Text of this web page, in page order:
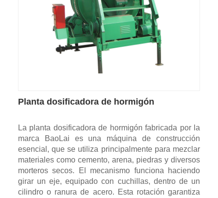
Planta dosificadora de hormigón
La planta dosificadora de hormigón fabricada por la
marca BaoLai es una máquina de construcción
esencial, que se utiliza principalmente para mezclar
materiales como cemento, arena, piedras y diversos
morteros secos. El mecanismo funciona haciendo
girar un eje, equipado con cuchillas, dentro de un
cilindro o ranura de acero. Esta rotación garantiza